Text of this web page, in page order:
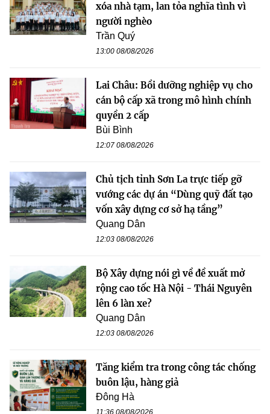
xóa nhà tạm, lan tỏa nghĩa tình vì
người nghèo
Trần Quý
13:00 08/08/2026
Lai Châu: Bồi dưỡng nghiệp vụ cho
cán bộ cấp xã trong mô hình chính
quyền 2 cấp
Bùi Bình
12:07 08/08/2026
Chủ tịch tỉnh Sơn La trực tiếp gỡ
vướng các dự án “Dùng quỹ đất tạo
vốn xây dựng cơ sở hạ tầng”
Quang Dân
12:03 08/08/2026
Bộ Xây dựng nói gì về đề xuất mở
rộng cao tốc Hà Nội - Thái Nguyên
lên 6 làn xe?
Quang Dân
12:03 08/08/2026
Tăng kiểm tra trong công tác chống
buôn lậu, hàng giả
Đông Hà